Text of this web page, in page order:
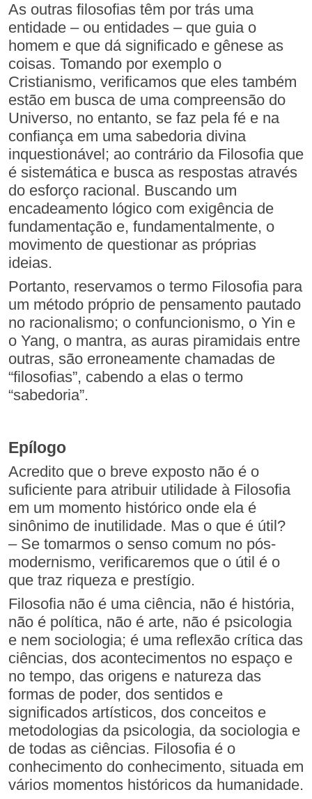
As outras filosofias têm por trás uma
entidade – ou entidades – que guia o
homem e que dá significado e gênese as
coisas. Tomando por exemplo o
Cristianismo, verificamos que eles também
estão em busca de uma compreensão do
Universo, no entanto, se faz pela fé e na
confiança em uma sabedoria divina
inquestionável; ao contrário da Filosofia que
é sistemática e busca as respostas através
do esforço racional. Buscando um
encadeamento lógico com exigência de
fundamentação e, fundamentalmente, o
movimento de questionar as próprias
ideias.
Portanto, reservamos o termo Filosofia para
um método próprio de pensamento pautado
no racionalismo; o confuncionismo, o Yin e
o Yang, o mantra, as auras piramidais entre
outras, são erroneamente chamadas de
“filosofias”, cabendo a elas o termo
“sabedoria”.
Epílogo
Acredito que o breve exposto não é o
suficiente para atribuir utilidade à Filosofia
em um momento histórico onde ela é
sinônimo de inutilidade. Mas o que é útil?
– Se tomarmos o senso comum no pós-
modernismo, verificaremos que o útil é o
que traz riqueza e prestígio.
Filosofia não é uma ciência, não é história,
não é política, não é arte, não é psicologia
e nem sociologia; é uma reflexão crítica das
ciências, dos acontecimentos no espaço e
no tempo, das origens e natureza das
formas de poder, dos sentidos e
significados artísticos, dos conceitos e
metodologias da psicologia, da sociologia e
de todas as ciências. Filosofia é o
conhecimento do conhecimento, situada em
vários momentos históricos da humanidade.